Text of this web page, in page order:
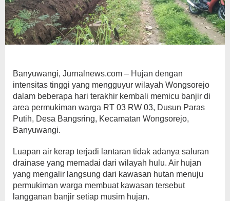
Banyuwangi, Jurnalnews.com – Hujan dengan
intensitas tinggi yang mengguyur wilayah Wongsorejo
dalam beberapa hari terakhir kembali memicu banjir di
area permukiman warga RT 03 RW 03, Dusun Paras
Putih, Desa Bangsring, Kecamatan Wongsorejo,
Banyuwangi.
Luapan air kerap terjadi lantaran tidak adanya saluran
drainase yang memadai dari wilayah hulu. Air hujan
yang mengalir langsung dari kawasan hutan menuju
permukiman warga membuat kawasan tersebut
langganan banjir setiap musim hujan.